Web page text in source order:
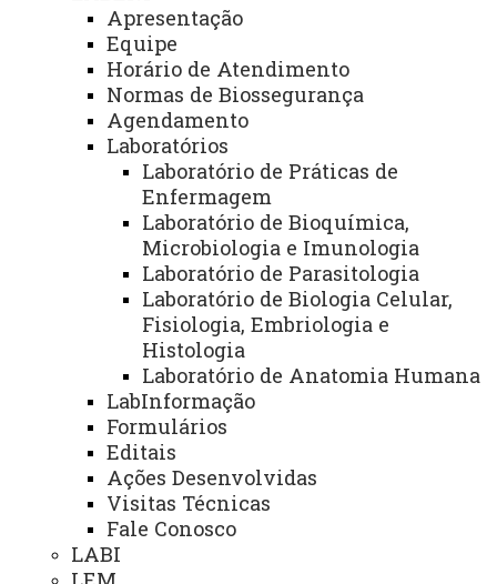
Apresentação
Equipe
Horário de Atendimento
Normas de Biossegurança
Agendamento
Laboratórios
Laboratório de Práticas de
Enfermagem
Laboratório de Bioquímica,
Microbiologia e Imunologia
Laboratório de Parasitologia
Laboratório de Biologia Celular,
Fisiologia, Embriologia e
Histologia
Laboratório de Anatomia Humana
LabInformação
Formulários
Editais
Ações Desenvolvidas
Visitas Técnicas
Fale Conosco
LABI
Graduação
Pesquisa/Pós Graduação
Recursos Humanos
Planejamento
ASSESSORIAS
Assistência Estudantil
Auditoria Interna
Avaliação Institucional
Convênios e Captação de Recursos
Corregedoria da Unioeste
Comunicação Social
Igualdade e Promoção Social
Sistema de Controle Interno, Integridade e Compliance